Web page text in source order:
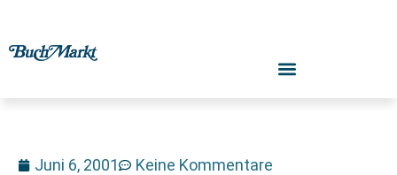
Juni 6, 2001 Keine Kommentare